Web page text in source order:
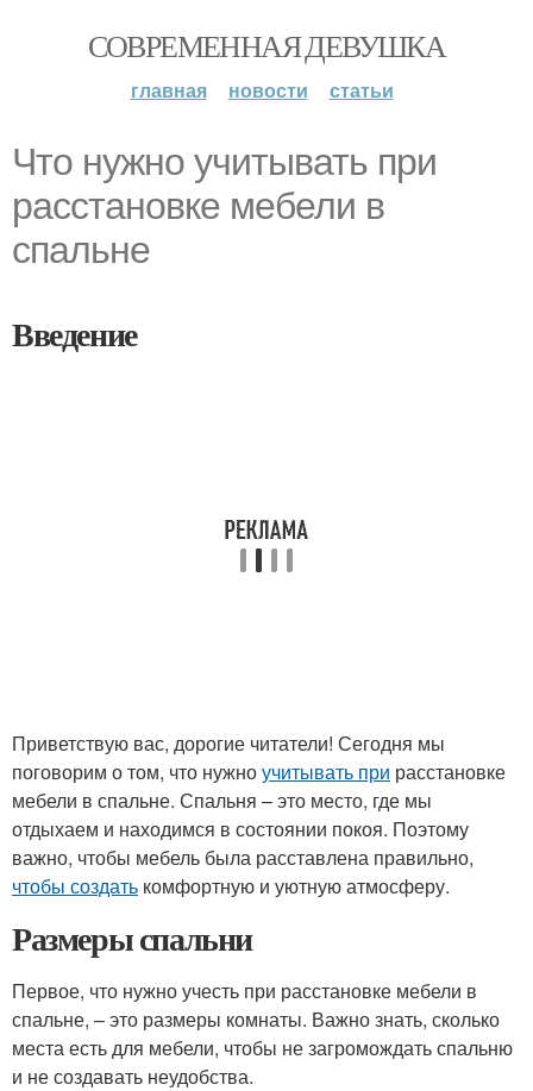
СОВРЕМЕННАЯ ДЕВУШКА
главная новости статьи
Что нужно учитывать при
расстановке мебели в
спальне
Введение
Приветствую вас, дорогие читатели! Сегодня мы
поговорим о том, что нужноучитывать при расстановке
мебели в спальне. Спальня – это место, где мы
отдыхаем и находимся в состоянии покоя. Поэтому
важно, чтобы мебель была расставлена правильно,
чтобы создать комфортную и уютную атмосферу.
Размеры спальни
Первое, что нужно учесть при расстановке мебели в
спальне, – это размеры комнаты. Важно знать, сколько
места есть для мебели, чтобы не загромождать спальню
и не создавать неудобства.